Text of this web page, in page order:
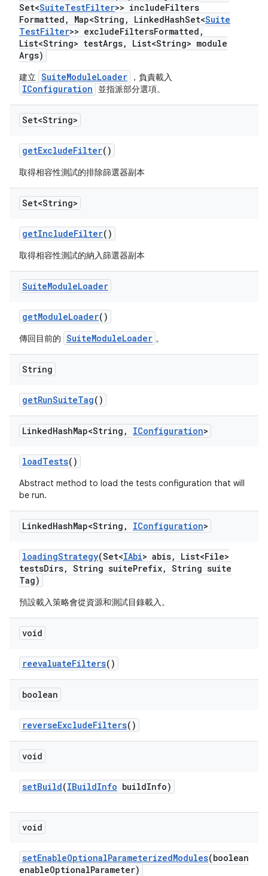
Set<SuiteTestFilter>> includeFilters
Formatted , Map<String , LinkedHashSet<Suite
TestFilter>> excludeFiltersFormatted ,
List<String> testArgs,
List<String> module
Args)
建立 SuiteModuleLoader ，負責載入
IConfiguration 並指派部分選項。
Set<String>
getExcludeFilter()
取得相容性測試的排除篩選器副本
Set<String>
getIncludeFilter()
取得相容性測試的納入篩選器副本
SuiteModuleLoader
getModuleLoader()
傳回目前的 SuiteModuleLoader 。
String
getRunSuiteTag()
LinkedHashMap<String , IConfiguration>
loadTests()
Abstract method to load the tests configuration that will
be run.
LinkedHashMap<String , IConfiguration>
loadingStrategy(Set<IAbi> abis,
List<File>
testsDirs, String suitePrefix, String suite
Tag)
預設載入策略會從資源和測試目錄載入。
void
reevaluateFilters()
boolean
reverseExcludeFilters()
void
setBuild(IBuildInfo buildInfo)
void
setEnableOptionalParameterizedModules(boolean
enableOptionalParameter)